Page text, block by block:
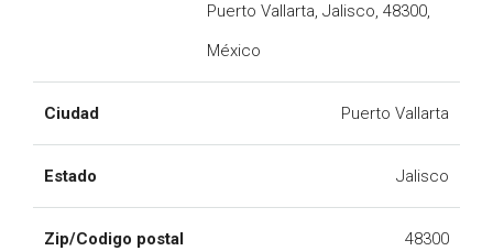
Puerto Vallarta, Jalisco, 48300,
México
Ciudad Puerto Vallarta
Estado Jalisco
Zip/Codigo postal 48300